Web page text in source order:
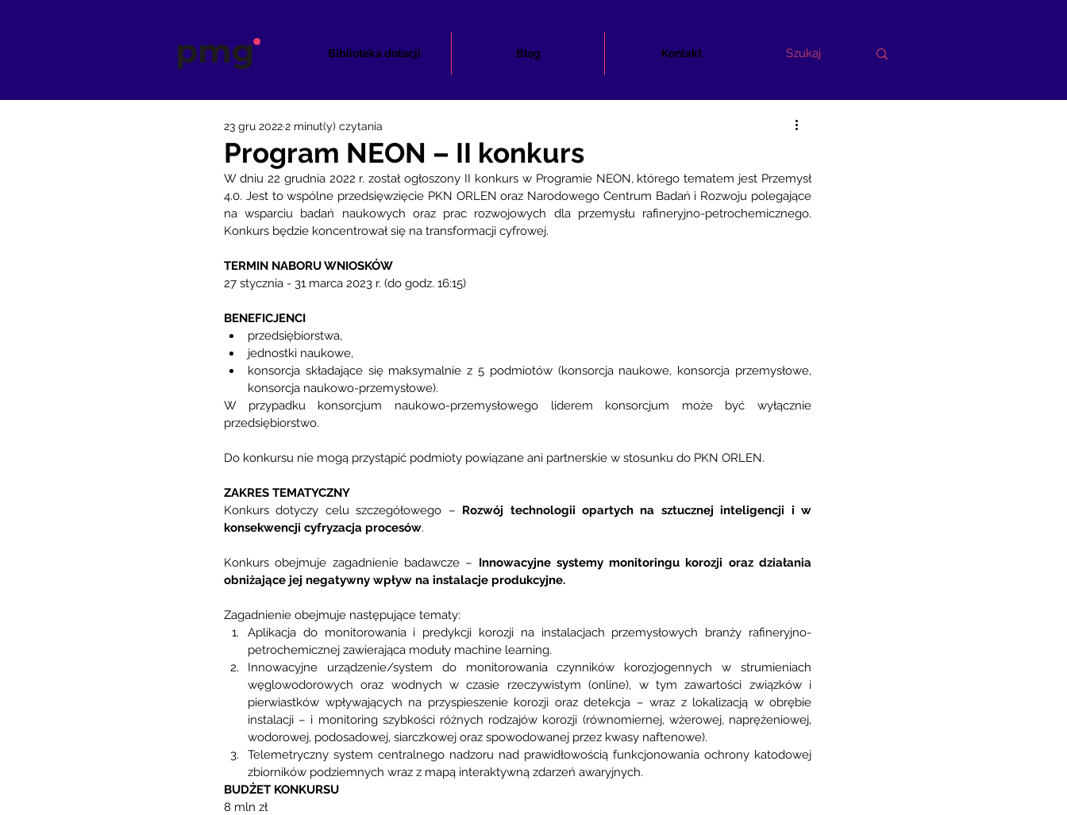
Biblioteka dotacji Blog Kontakt
Program NEON – II konkurs
23 gru 20222 minut(y) czytania
W dniu 22 grudnia 2022 r. został ogłoszony II konkurs w Programie NEON, którego tematem jest Przemysł
4.0. Jest to wspólne przedsięwzięcie PKN ORLEN oraz Narodowego Centrum Badań i Rozwoju polegające
na wsparciu badań naukowych oraz prac rozwojowych dla przemysłu rafineryjno-petrochemicznego.
Konkurs będzie koncentrował się na transformacji cyfrowej.
TERMIN NABORU WNIOSKÓW
27 stycznia - 31 marca 2023 r. (do godz. 16:15)
BENEFICJENCI
przedsiębiorstwa,
jednostki naukowe,
konsorcja składające się maksymalnie z 5 podmiotów (konsorcja naukowe, konsorcja przemysłowe,
konsorcja naukowo-przemysłowe).
W przypadku konsorcjum naukowo-przemysłowego liderem konsorcjum może być wyłącznie
przedsiębiorstwo.
Do konkursu nie mogą przystąpić podmioty powiązane ani partnerskie w stosunku do PKN ORLEN.
ZAKRES TEMATYCZNY
Konkurs dotyczy celu szczegółowego – Rozwój technologii opartych na sztucznej inteligencji i w
konsekwencji cyfryzacja procesów.
Konkurs obejmuje zagadnienie badawcze – Innowacyjne systemy monitoringu korozji oraz działania
obniżające jej negatywny wpływ na instalacje produkcyjne.
Zagadnienie obejmuje następujące tematy:
Aplikacja do monitorowania i predykcji korozji na instalacjach przemysłowych branży rafineryjno-
petrochemicznej zawierająca moduły machine learning.
Innowacyjne urządzenie/system do monitorowania czynników korozjogennych w strumieniach
węglowodorowych oraz wodnych w czasie rzeczywistym (online), w tym zawartości związków i
pierwiastków wpływających na przyspieszenie korozji oraz detekcja – wraz z lokalizacją w obrębie
instalacji – i monitoring szybkości różnych rodzajów korozji (równomiernej, wżerowej, naprężeniowej,
wodorowej, podosadowej, siarczkowej oraz spowodowanej przez kwasy naftenowe).
Telemetryczny system centralnego nadzoru nad prawidłowością funkcjonowania ochrony katodowej
zbiorników podziemnych wraz z mapą interaktywną zdarzeń awaryjnych.
BUDŻET KONKURSU
8 mln zł